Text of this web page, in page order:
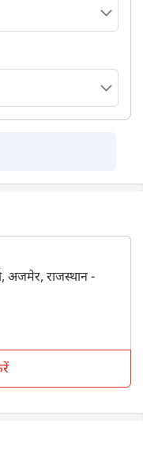
राजस्थान -